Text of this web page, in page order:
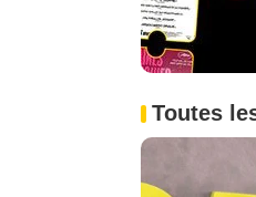
Toutes